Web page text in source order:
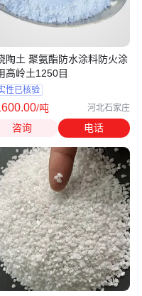
陶土 聚氨酯防水涂料防火涂
高岭土1250目
性已核验
.00/吨 河北石家庄
咨询 电话